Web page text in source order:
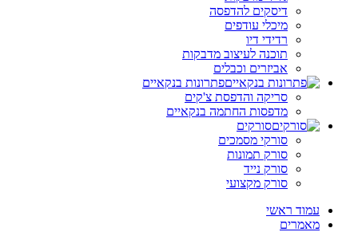
דיסקים להדפסה
מיכלי עודפים
רדידי דיו
תוכנה לעיצוב מדבקות
אביזרים וכבלים
פתרונות בנקאיים
סריקה והדפסת צ'קים
מדפסות החתמה בנקאיים
סורקים
סורקי מסמכים
סורק תמונות
סורק נייד
סורק מקצועי
עמוד ראשי
מאמרים